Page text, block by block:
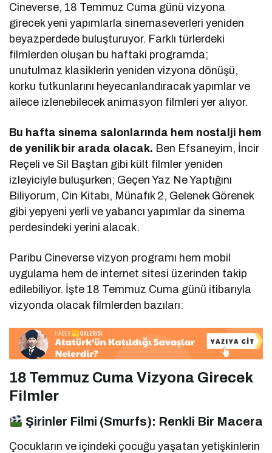
Cineverse, 18 Temmuz Cuma günü vizyona
girecek yeni yapımlarla sinemaseverleri yeniden
beyazperdede buluşturuyor. Farklı türlerdeki
filmlerden oluşan bu haftaki programda;
unutulmaz klasiklerin yeniden vizyona dönüşü,
korku tutkunlarını heyecanlandıracak yapımlar ve
ailece izlenebilecek animasyon filmleri yer alıyor.
Bu hafta sinema salonlarında hem nostalji hem
de yenilik bir arada olacak. Ben Efsaneyim, İncir
Reçeli ve Sil Baştan gibi kült filmler yeniden
izleyiciyle buluşurken; Geçen Yaz Ne Yaptığını
Biliyorum, Cin Kitabı, Münafık 2, Gelenek Görenek
gibi yepyeni yerli ve yabancı yapımlar da sinema
perdesindeki yerini alacak.
Paribu Cineverse vizyon programı hem mobil
uygulama hem de internet sitesi üzerinden takip
edilebiliyor. İşte 18 Temmuz Cuma günü itibarıyla
vizyonda olacak filmlerden bazıları:
18 Temmuz Cuma Vizyona Girecek
Filmler
Şirinler Filmi (Smurfs): Renkli Bir Macera
Çocukların ve içindeki çocuğu yaşatan yetişkinlerin